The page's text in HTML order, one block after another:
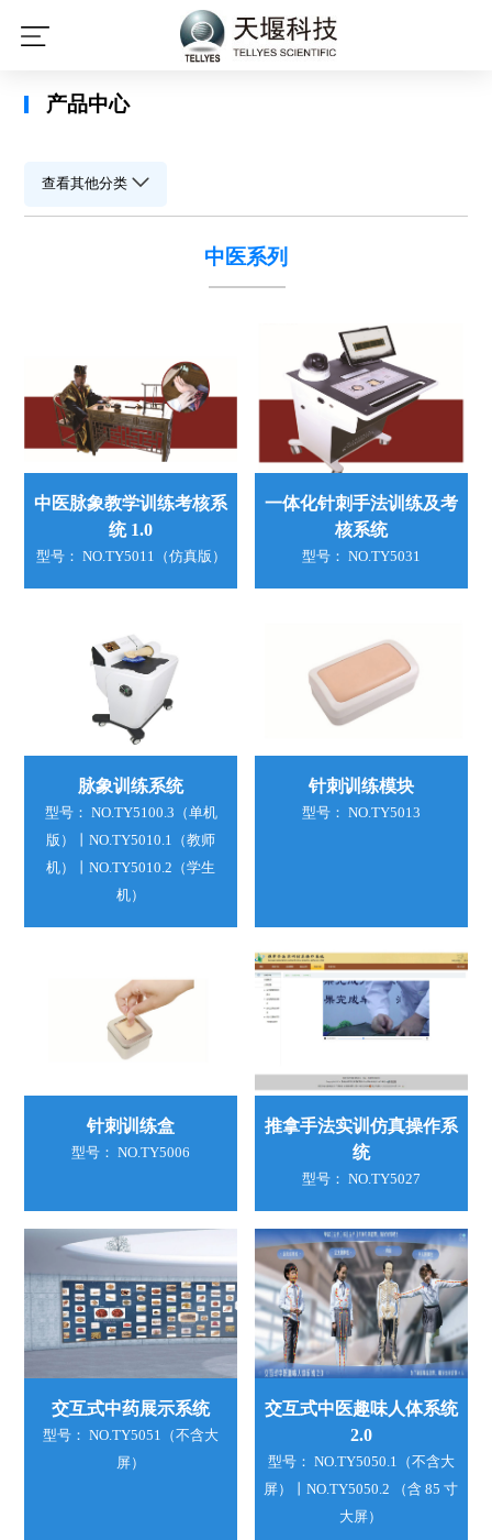
开云体育（中国）官方网站,KAIYUN
SPORTS
产品中心
查看其他分类
中医系列
中医脉象教学训练考核系
统 1.0
型号： NO.TY5011（仿真版）
一体化针刺手法训练及考
核系统
型号： NO.TY5031
脉象训练系统
型号： NO.TY5100.3（单机
版）丨NO.TY5010.1（教师
机）丨NO.TY5010.2（学生
机）
针刺训练模块
型号： NO.TY5013
针刺训练盒
型号： NO.TY5006
推拿手法实训仿真操作系
统
型号： NO.TY5027
交互式中药展示系统
型号： NO.TY5051（不含大
屏）
交互式中医趣味人体系统
2.0
型号： NO.TY5050.1（不含大
屏）丨NO.TY5050.2 （含 85 寸
大屏）